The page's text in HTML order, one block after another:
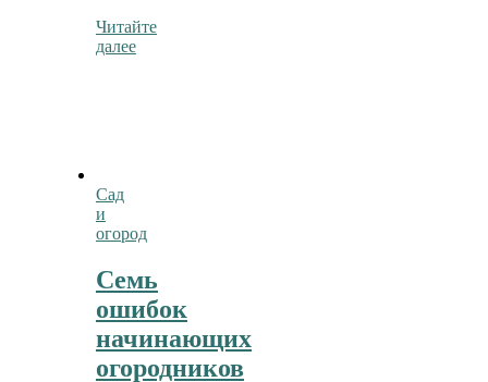
Читайте
далее
Сад
и
огород
Семь
ошибок
начинающих
огородников